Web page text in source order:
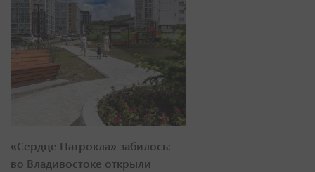
«Сердце Патрокла» забилось:
во Владивостоке открыли